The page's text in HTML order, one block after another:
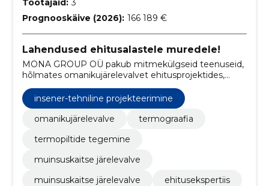
Töötajaid: 3
Prognooskäive (2026): 166 189 €
Lahendused ehitusalastele muredele!
MONA GROUP OÜ pakub mitmekülgseid teenuseid,
hõlmates omanikujärelevalvet ehitusprojektides,
ajalooliste hoonete muinsuskaitse järelevalvet ja
muud kontroll.
insener-tehniline projekteerimine
omanikujärelevalve
termograafia
termopiltide tegemine
muinsuskaitse järelevalve
muinsuskaitse järelevalve
ehitusekspertiis